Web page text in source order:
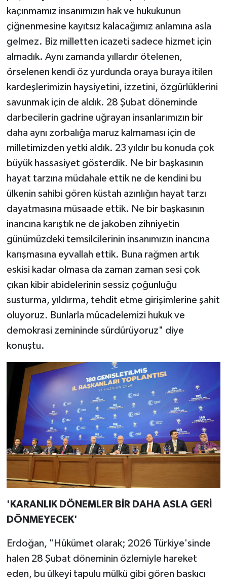
kaçınmamız insanımızın hak ve hukukunun
çiğnenmesine kayıtsız kalacağımız anlamına asla
gelmez. Biz milletten icazeti sadece hizmet için
almadık. Aynı zamanda yıllardır ötelenen,
örselenen kendi öz yurdunda oraya buraya itilen
kardeşlerimizin haysiyetini, izzetini, özgürlüklerini
savunmak için de aldık. 28 Şubat döneminde
darbecilerin gadrine uğrayan insanlarımızın bir
daha aynı zorbalığa maruz kalmaması için de
milletimizden yetki aldık. 23 yıldır bu konuda çok
büyük hassasiyet gösterdik. Ne bir başkasının
hayat tarzına müdahale ettik ne de kendini bu
ülkenin sahibi gören küstah azınlığın hayat tarzı
dayatmasına müsaade ettik. Ne bir başkasının
inancına karıştık ne de jakoben zihniyetin
günümüzdeki temsilcilerinin insanımızın inancına
karışmasına eyvallah ettik. Buna rağmen artık
eskisi kadar olmasa da zaman zaman sesi çok
çıkan kibir abidelerinin sessiz çoğunluğu
susturma, yıldırma, tehdit etme girişimlerine şahit
oluyoruz. Bunlarla mücadelemizi hukuk ve
demokrasi zemininde sürdürüyoruz" diye
konuştu.
'KARANLIK DÖNEMLER BİR DAHA ASLA GERİ
DÖNMEYECEK'
Erdoğan, "Hükümet olarak; 2026 Türkiye'sinde
halen 28 Şubat döneminin özlemiyle hareket
eden, bu ülkeyi tapulu mülkü gibi gören baskıcı